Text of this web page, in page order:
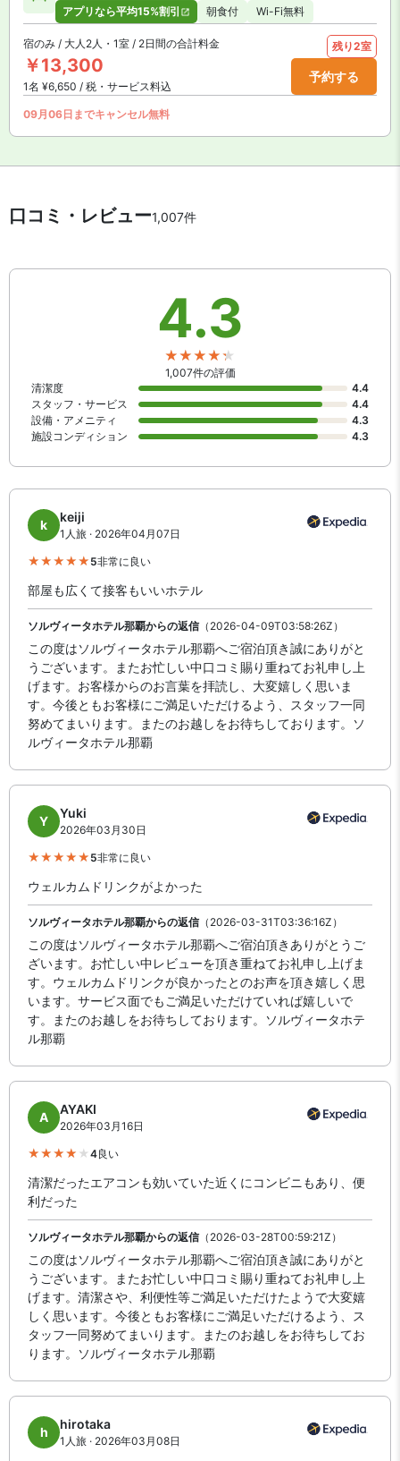
アプリなら平均15%割引 朝食付 Wi-Fi無料
宿のみ / 大人2人・1室 / 2日間の合計料金
￥13,300
1名 ¥6,650 / 税・サービス料込
残り2室
予約する
09月06日までキャンセル無料
口コミ・レビュー1,007件
4.3
1,007件の評価
清潔度
4.4
スタッフ・サービス
4.4
設備・アメニティ
4.3
施設コンディション
4.3
k
keiji
1人旅 · 2026年04月07日
5非常に良い
部屋も広くて接客もいいホテル
ソルヴィータホテル那覇からの返信（2026-04-09T03:58:26Z）
この度はソルヴィータホテル那覇へご宿泊頂き誠にありがと
うございます。またお忙しい中口コミ賜り重ねてお礼申し上
げます。お客様からのお言葉を拝読し、大変嬉しく思いま
す。今後ともお客様にご満足いただけるよう、スタッフ一同
努めてまいります。またのお越しをお待ちしております。ソ
ルヴィータホテル那覇
Y
Yuki
2026年03月30日
5非常に良い
ウェルカムドリンクがよかった
ソルヴィータホテル那覇からの返信（2026-03-31T03:36:16Z）
この度はソルヴィータホテル那覇へご宿泊頂きありがとうご
ざいます。お忙しい中レビューを頂き重ねてお礼申し上げま
す。ウェルカムドリンクが良かったとのお声を頂き嬉しく思
います。サービス面でもご満足いただけていれば嬉しいで
す。またのお越しをお待ちしております。ソルヴィータホテ
ル那覇
A
AYAKI
2026年03月16日
4良い
清潔だったエアコンも効いていた近くにコンビニもあり、便
利だった
ソルヴィータホテル那覇からの返信（2026-03-28T00:59:21Z）
この度はソルヴィータホテル那覇へご宿泊頂き誠にありがと
うございます。またお忙しい中口コミ賜り重ねてお礼申し上
げます。清潔さや、利便性等ご満足いただけたようで大変嬉
しく思います。今後ともお客様にご満足いただけるよう、ス
タッフ一同努めてまいります。またのお越しをお待ちしてお
ります。ソルヴィータホテル那覇
h
hirotaka
1人旅 · 2026年03月08日